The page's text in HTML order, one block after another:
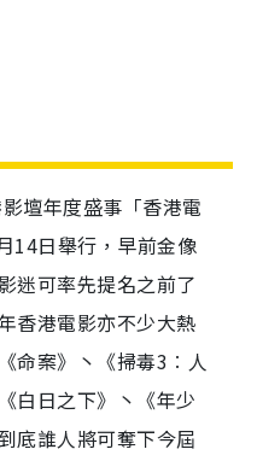
壇年度盛事「香港電
14日舉行，早前金像
迷可率先提名之前了
香港電影亦不少大熱
命案》丶《掃毒3︰人
白日之下》丶《年少
底誰人將可奪下今屆